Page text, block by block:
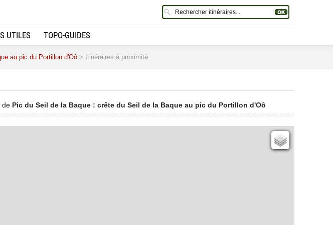
UTILES TOPO-GUIDES
au pic du Portillon d'Oô > Itinéraires à proximité
de Pic du Seil de la Baque : crête du Seil de la Baque au pic du Portillon d'Oô